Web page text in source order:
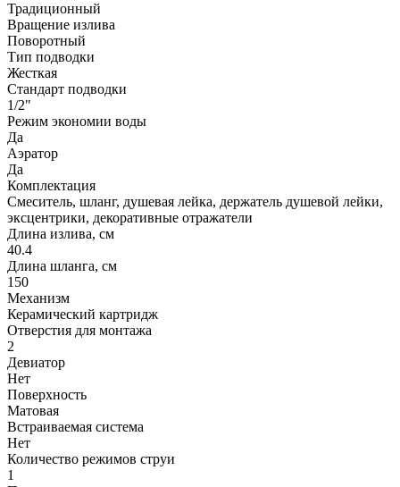
Традиционный
Вращение излива
Поворотный
Тип подводки
Жесткая
Стандарт подводки
1/2"
Режим экономии воды
Да
Аэратор
Да
Комплектация
Смеситель, шланг, душевая лейка, держатель душевой лейки,
эксцентрики, декоративные отражатели
Длина излива, см
40.4
Длина шланга, см
150
Механизм
Керамический картридж
Отверстия для монтажа
2
Девиатор
Нет
Поверхность
Матовая
Встраиваемая система
Нет
Количество режимов струи
1